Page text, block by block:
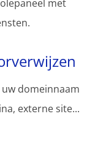
met
domeinnaam
externe site...